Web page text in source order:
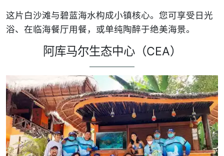
这片白沙滩与碧蓝海水构成小镇核心。您可享受日光
浴、在临海餐厅用餐，或单纯陶醉于绝美海景。
阿库马尔生态中心（CEA）